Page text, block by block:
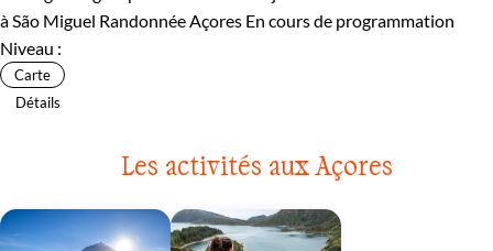
à São Miguel Randonnée Açores En cours de programmation
Niveau :
Carte
Détails
Les activités aux Açores